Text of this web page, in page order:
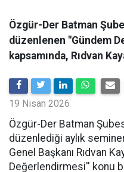
Özgür-Der Batman
düzenlenen "Gündem
kapsamında, Rıdvan
19 Nisan 2026
​Özgür-Der Batman
düzenlediği aylık
Genel Başkanı Rıdvan
Değerlendirmesi'' konu